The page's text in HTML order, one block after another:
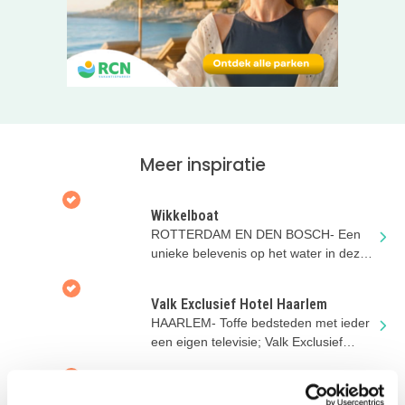
Meer inspiratie
Wikkelboat
ROTTERDAM EN DEN BOSCH- Een
unieke belevenis op het water in deze
Valk Exclusief Hotel Haarlem
HAARLEM- Toffe bedsteden met ieder
een eigen televisie; Valk Exclusief
Valk Exclusief Hotel Apeldoorn